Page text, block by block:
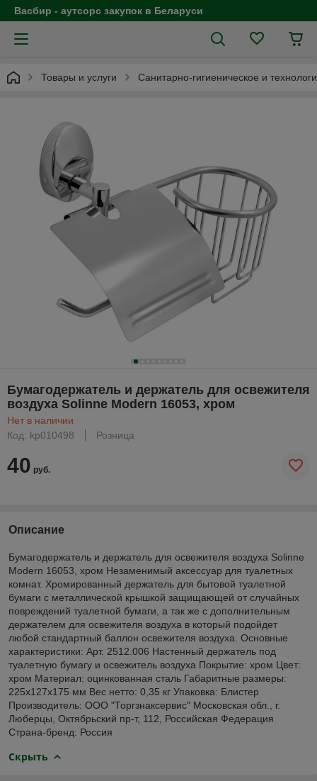
Васбир - аутсорс закупок в Беларуси
Товары и услуги Санитарно-гигиеническое и
Бумагодержатель и держатель для освежителя
воздуха Solinne Modern 16053, хром
Нет в наличии
Код: kp010498
Розница
40 руб.
Описание
Бумагодержатель и держатель для освежителя воздуха Solinne
Modern 16053, хром Незаменимый аксессуар для туалетных
комнат. Хромированный держатель для бытовой туалетной
бумаги с металлической крышкой защищающей от случайных
повреждений туалетной бумаги, а так же с дополнительным
держателем для освежителя воздуха в который подойдет
любой стандартный баллон освежителя воздуха. Основные
характеристики: Арт. 2512.006 Настенный держатель под
туалетную бумагу и освежитель воздуха Покрытие: хром Цвет:
хром Материал: оцинкованная сталь Габаритные размеры:
225х127х175 мм Вес нетто: 0,35 кг Упаковка: Блистер
Производитель: ООО "Торгзнаксервис" Московская обл., г.
Люберцы, Октябрьский пр-т, 112, Российская Федерация
Страна-бренд: Россия
Скрыть